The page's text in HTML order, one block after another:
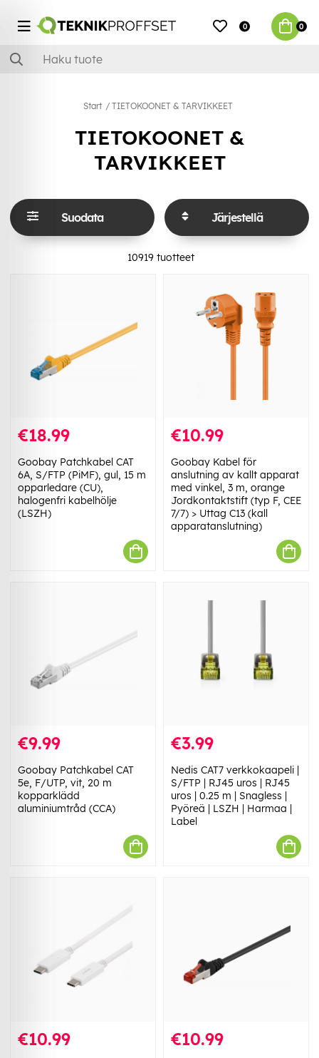
0 0
Start TIETOKOONET & TARVIKKEET
TIETOKOONET &
TARVIKKEET
Suodata Järjestellä
10919 tuotteet
€18.99
Goobay Patchkabel CAT
6A, S/FTP (PiMF), gul, 15 m
opparledare (CU),
halogenfri kabelhölje
(LSZH)
€10.99
Goobay Kabel för
anslutning av kallt apparat
med vinkel, 3 m, orange
Jordkontaktstift (typ F, CEE
7/7) > Uttag C13 (kall
apparatanslutning)
€9.99
Goobay Patchkabel CAT
5e, F/UTP, vit, 20 m
kopparklädd
aluminiumtråd (CCA)
€3.99
Nedis CAT7 verkkokaapeli |
S/FTP | RJ45 uros | RJ45
uros | 0.25 m | Snagless |
Pyöreä | LSZH | Harmaa |
Label
€10.99 €10.99